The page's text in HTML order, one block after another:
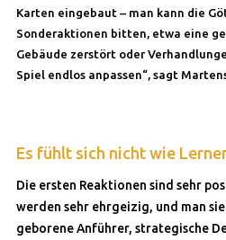
Karten eingebaut – man kann die
Sonderaktionen bitten, etwa eine
Gebäude zerstört oder
Spiel endlos anpassen“, sagt
Es fühlt sich nicht wie
Die ersten Reaktionen sind sehr
werden sehr ehrgeizig, und man
geborene Anführer, strategische